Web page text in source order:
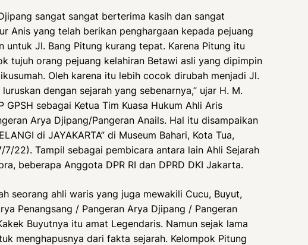
sangat sangat berterima kasih dan sangat
Anis yang telah berikan penghargaan kepada pejuang
untuk Jl. Bang Pitung kurang tepat. Karena Pitung itu
tujuh orang pejuang kelahiran Betawi asli yang dipimpin
Oleh karena itu lebih cocok dirubah menjadi Jl.
dengan sejarah yang sebenarnya,” ujar H. M.
GPSH sebagai Ketua Tim Kuasa Hukum Ahli Aris
Arya Djipang/Pangeran Anails. Hal itu disampaikan
di JAYAKARTA” di Museum Bahari, Kota Tua,
22). Tampil sebagai pembicara antara lain Ahli Sejarah
beberapa Anggota DPR RI dan DPRD DKI Jakarta.
seorang ahli waris yang juga mewakili Cucu, Buyut,
Penangsang / Pangeran Arya Djipang / Pangeran
Buyutnya itu amat Legendaris. Namun sejak lama
menghapusnya dari fakta sejarah. Kelompok Pitung